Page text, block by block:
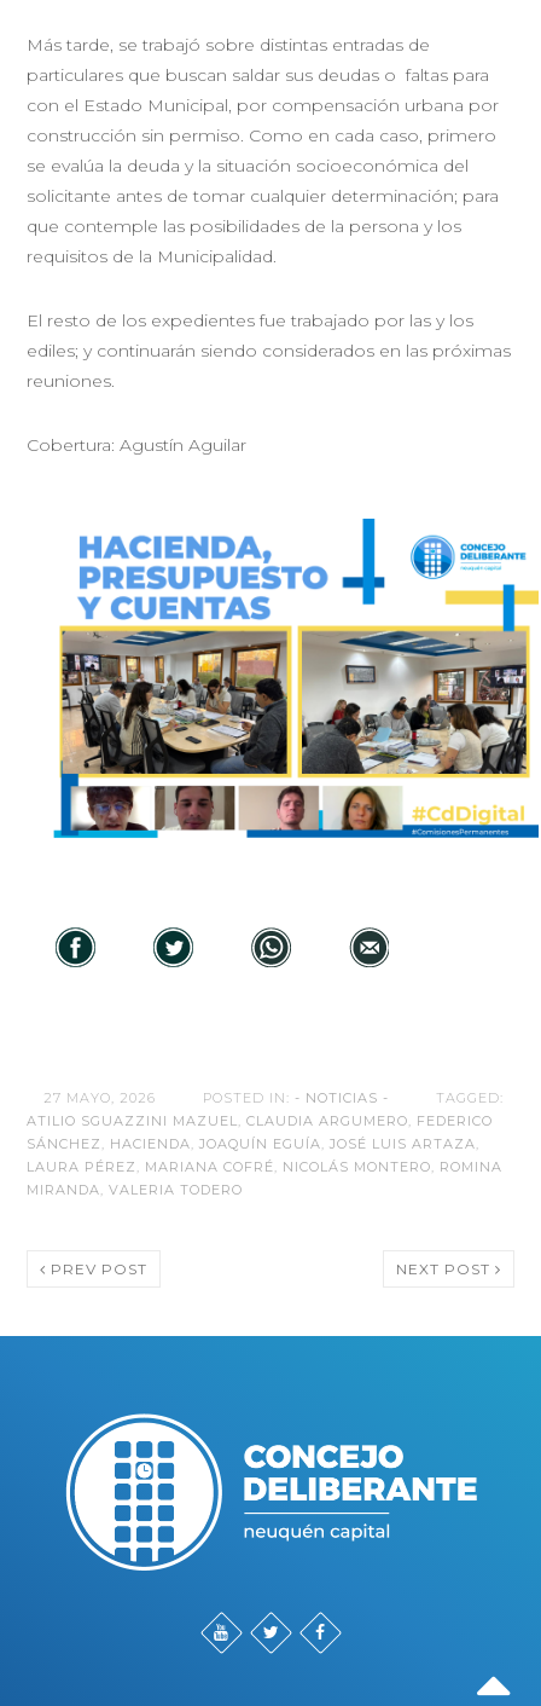
Más tarde, se trabajó sobre distintas entradas de
particulares que buscan saldar sus deudas o faltas para
con el Estado Municipal, por compensación urbana por
construcción sin permiso. Como en cada caso, primero
se evalúa la deuda y la situación socioeconómica del
solicitante antes de tomar cualquier determinación; para
que contemple las posibilidades de la persona y los
requisitos de la Municipalidad.
El resto de los expedientes fue trabajado por las y los
ediles; y continuarán siendo considerados en las próximas
reuniones.
Cobertura: Agustín Aguilar
27 MAYO, 2026 POSTED IN: - NOTICIAS -
TAGGED:
ATILIO SGUAZZINI MAZUEL,CLAUDIA ARGUMERO, FEDERICO
SÁNCHEZ , HACIENDA,JOAQUÍN EGUÍA,JOSÉ LUIS ARTAZA,
LAURA PÉREZ , MARIANA COFRÉ, NICOLÁS MONTERO, ROMINA
MIRANDA,VALERIA TODERO
PREV POST NEXT POST